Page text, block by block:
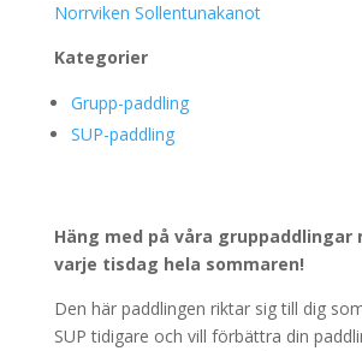
Norrviken Sollentunakanot
Kategorier
Grupp-paddling
SUP-paddling
Häng med på våra gruppaddlingar
varje tisdag hela sommaren!
Den här paddlingen riktar sig till dig
SUP tidigare och vill förbättra din